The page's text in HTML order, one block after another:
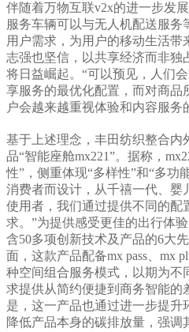
伴随着万物互联v2x的进一步发
服务车辆可以与无人机配送服务
用户需求，为用户的移动生活带
志强也坚信，以共享经济而非独
将日益崛起。“可以预见，人们
享服务的最优化配置，而对商品
户会越来越重视体验和内容服务
基于上述理念，丰田纺织整合内
品“智能座舱mx221”。据称，
性”，侧重体现“多样性”和“多功
消费者而设计，从千禧一代、婴
使用者，我们通过提供不同的配
求。”为提供感受更佳的出行体
含50多项创新技术及产品的6大
面，这款产品配备mx pass、mx
种空间组合服务模式，以期为不
求提供从简约便捷到商务智能的
是，这一产品也通过进一步提升
降低产品本身的碳排放量，强调